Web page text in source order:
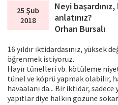
25 Şub
2018
Neyi
anlatınız?
Orhan Bursalı
16 yıldır iktidardasınız, yüksek
öğrenmek istiyoruz.
Hayır tünelleri vb. kötüleme
tünel ve köprü yapmak olabilir,
havaalanı da... Bir iktidar,
yapıtlar diye halkın gözüne